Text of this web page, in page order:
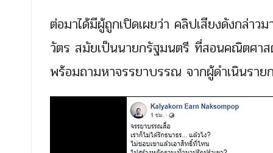
ต่อมาได้มีผู้ถูกเปิดเผยว่า คลิปเสียงดังกล่
วัตร สมัยเป็นนายกรัฐมนตรี ที่สอนคณิตศาส
พร้อมถามหาจรรยาบรรณ จากผู้ดำเนินราย